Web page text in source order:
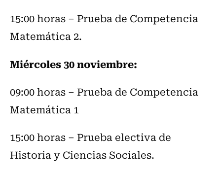
15:00 horas – Prueba de Competencia
Matemática 2.
Miércoles 30 noviembre:
09:00 horas – Prueba de Competencia
Matemática 1
15:00 horas – Prueba electiva de
Historia y Ciencias Sociales.